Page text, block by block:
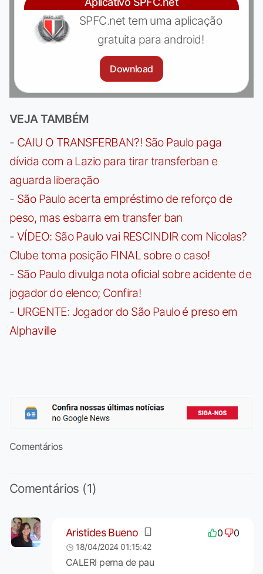
SPFC.net tem uma aplicação
gratuita para android!
Download
VEJA TAMBÉM
- CAIU O TRANSFERBAN?! São Paulo paga
dívida com a Lazio para tirar transferban e
aguarda liberação
- São Paulo acerta empréstimo de reforço de
peso, mas esbarra em transfer ban
- VÍDEO: São Paulo vai RESCINDIR com Nicolas?
Clube toma posição FINAL sobre o caso!
- São Paulo divulga nota oficial sobre acidente de
jogador do elenco; Confira!
- URGENTE: Jogador do São Paulo é preso em
Alphaville
Comentários
Comentários (1)
Aristides Bueno 0 0
18/04/2024 01:15:42
CALERI perna de pau